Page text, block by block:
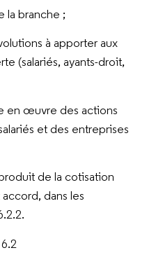
la branche ;
à apporter aux
(salariés, ayants-droit,
en œuvre des actions
et des entreprises
de la cotisation
dans les